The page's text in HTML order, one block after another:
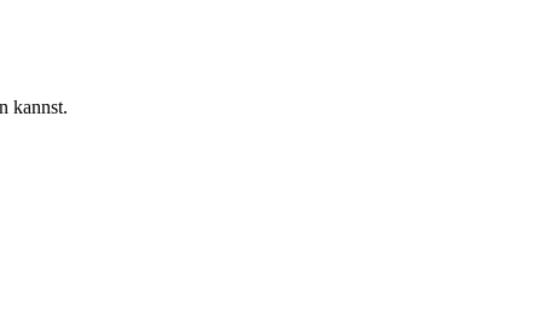
kannst.